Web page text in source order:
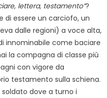
lettera, testamento”?
di essere un carciofo, un
dalle regioni) a voce alta,
innominabile come baciare
la compagna di classe più
con vigore da
testamento sulla schiena.
soldato dove a turno i